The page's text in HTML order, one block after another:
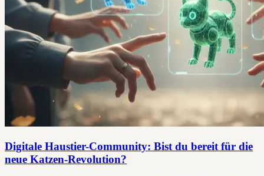
Digitale Haustier-Community: Bist du bereit für die
neue Katzen-Revolution?